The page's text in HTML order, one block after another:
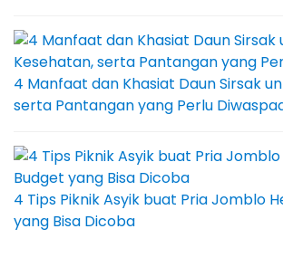
4 Manfaat dan Khasiat Daun Sirsak
serta Pantangan yang Perlu
4 Tips Piknik Asyik buat Pria Jomblo
yang Bisa Dicoba